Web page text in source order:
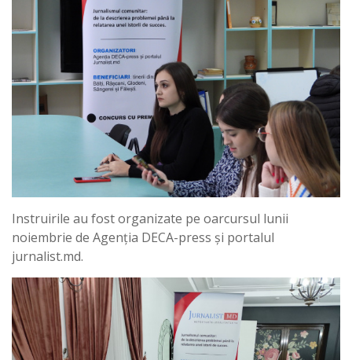
Instruirile au fost organizate pe oarcursul lunii
noiembrie de Agenția DECA-press și portalul
jurnalist.md.